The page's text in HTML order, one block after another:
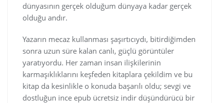
dünyasının gerçek olduğum dünyaya kadar gerçek
olduğu andır.
Yazarın mecaz kullanması şaşırtıcıydı, bitirdiğimden
sonra uzun süre kalan canlı, güçlü görüntüler
yaratıyordu. Her zaman insan ilişkilerinin
karmaşıklıklarını keşfeden kitaplara çekildim ve bu
kitap da kesinlikle o konuda başarılı oldu; sevgi ve
dostluğun ince epub ücretsiz indir düşündürücü bir